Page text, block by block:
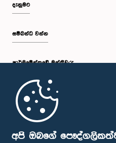
අපි ඔබගේ
දැනුමට
සම්බන්ධ වන්න
පාර්ලි‌මේන්තුවේ මන්ත්‍රීවරු
මුල් පිටුව
පාර්ලිමේන්තු ජංගම යෙදුම